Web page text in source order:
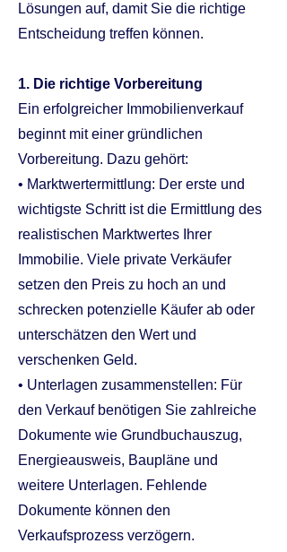
Lösungen auf, damit Sie die richtige
Entscheidung treffen können.
1. Die richtige Vorbereitung
Ein erfolgreicher Immobilienverkauf
beginnt mit einer gründlichen
Vorbereitung. Dazu gehört:
• Marktwertermittlung: Der erste und
wichtigste Schritt ist die Ermittlung des
realistischen Marktwertes Ihrer
Immobilie. Viele private Verkäufer
setzen den Preis zu hoch an und
schrecken potenzielle Käufer ab oder
unterschätzen den Wert und
verschenken Geld.
• Unterlagen zusammenstellen: Für
den Verkauf benötigen Sie zahlreiche
Dokumente wie Grundbuchauszug,
Energieausweis, Baupläne und
weitere Unterlagen. Fehlende
Dokumente können den
Verkaufsprozess verzögern.